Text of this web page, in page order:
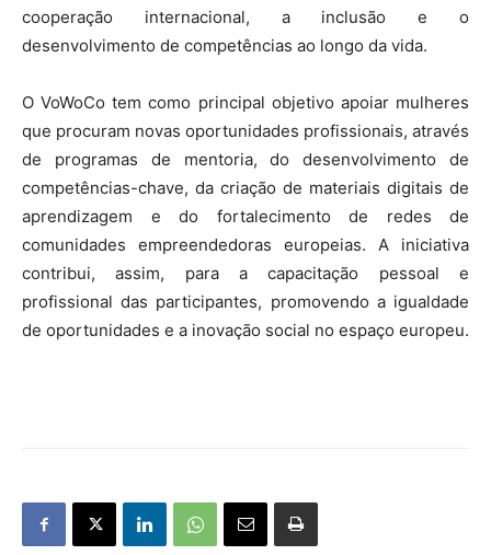
cooperação internacional, a inclusão e o
desenvolvimento de competências ao longo da vida.
O VoWoCo tem como principal objetivo apoiar mulheres
que procuram novas oportunidades profissionais, através
de programas de mentoria, do desenvolvimento de
competências-chave, da criação de materiais digitais de
aprendizagem e do fortalecimento de redes de
comunidades empreendedoras europeias. A iniciativa
contribui, assim, para a capacitação pessoal e
profissional das participantes, promovendo a igualdade
de oportunidades e a inovação social no espaço europeu.